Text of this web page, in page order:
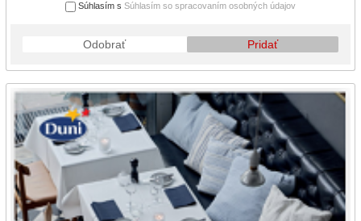
Súhlasím s Súhlasím so spracovaním osobných údajov
Odobrať Pridať